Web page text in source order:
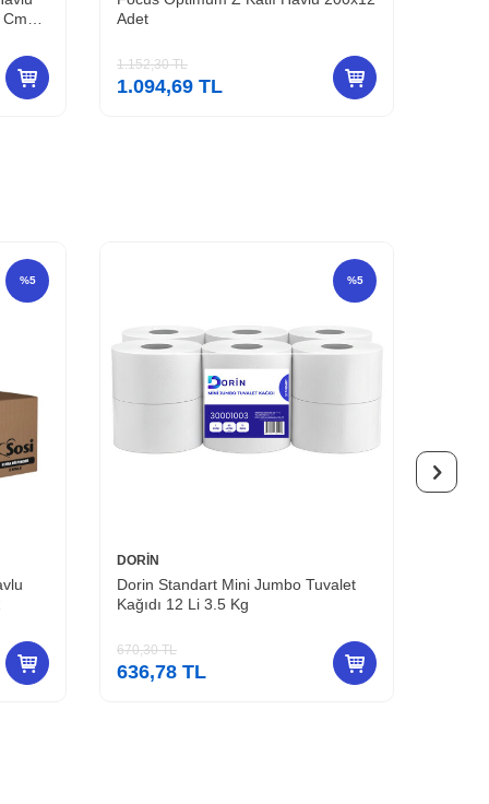
Adet
1.152,30TL
1.094,69 TL
%5 %5
DORİN
Dorin Standart Mini Jumbo Tuvalet
Kağıdı 12 Li 3.5 Kg
670,30TL
636,78 TL